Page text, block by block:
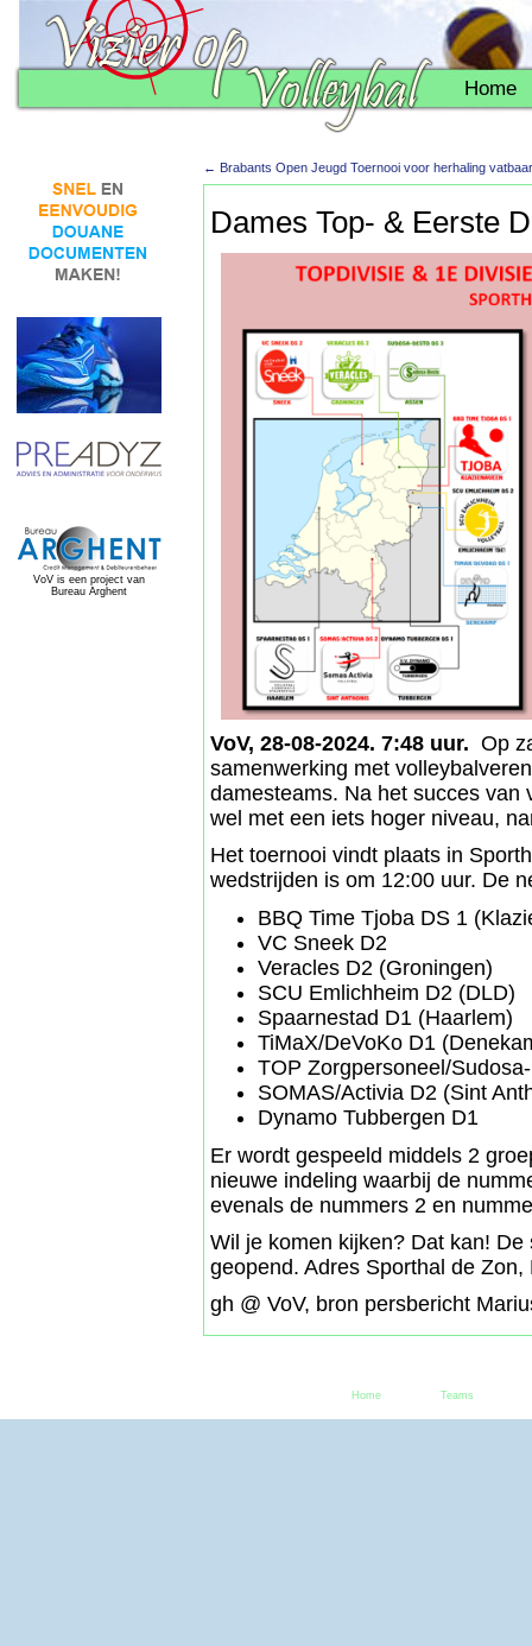
Home
VoV is een project van
Bureau Arghent
← Brabants Open Jeugd Toernooi voor herhaling vatbaar
Dames Top- & Eerste
VoV, 28-08-2024. 7:48 uur. Op
samenwerking met
damesteams. Na het succes van
wel met een iets hoger niveau,
Het toernooi vindt plaats in
wedstrijden is om 12:00 uur. De
BBQ Time Tjoba DS 1
VC Sneek D2
Veracles D2 (Groningen)
SCU Emlichheim D2 (DLD)
Spaarnestad D1 (Haarlem)
TiMaX/DeVoKo D1
TOP Zorgpersoneel/
SOMAS/Activia D2 (Sint
Dynamo Tubbergen D1
Er wordt gespeeld middels 2
nieuwe indeling waarbij de
evenals de nummers 2 en
Wil je komen kijken? Dat kan!
geopend. Adres Sporthal de
gh @ VoV, bron persbericht
Home Teams